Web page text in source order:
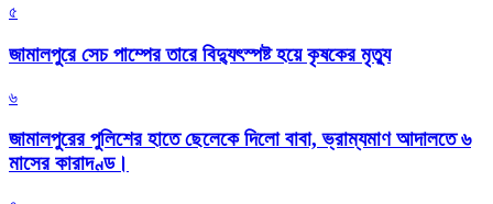
৫
জামালপুরে সেচ পাম্পের তারে বিদ্যুৎস্পষ্ট হয়ে কৃষকের মৃত্যু
৬
জামালপুরের পুলিশের হাতে ছেলেকে দিলো বাবা, ভ্রাম্যমাণ আদালতে ৬
মাসের কারাদণ্ড।